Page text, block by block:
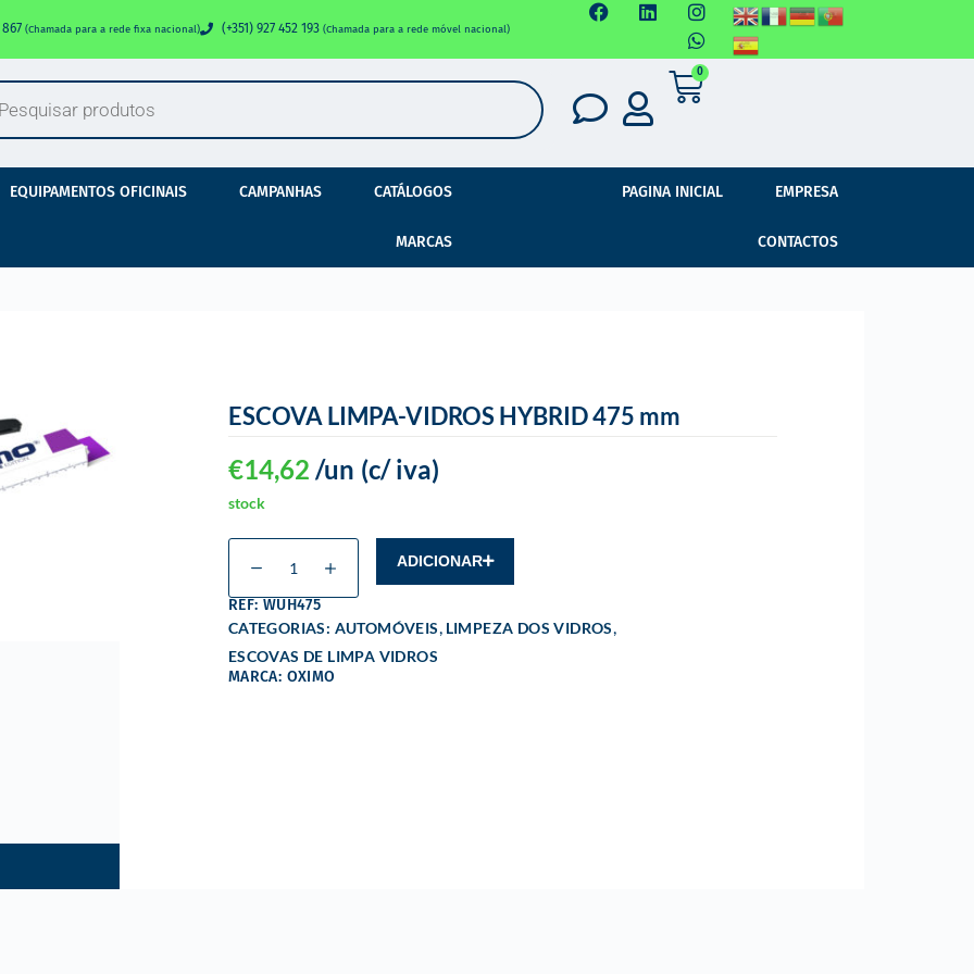
867 (Chamada para a rede fixa nacional) (+351) 927 452 193 (Chamada para a rede móvel nacional)
0
EQUIPAMENTOS OFICINAIS CAMPANHAS CATÁLOGOS
MARCAS
PAGINA INICIAL EMPRESA
CONTACTOS
ESCOVA LIMPA-VIDROS HYBRID 475 mm
€14,62 (c/ iva)
/un
stock
ADICIONAR
REF: WUH475
CATEGORIAS: AUTOMÓVEIS, LIMPEZA DOS VIDROS,
ESCOVAS DE LIMPA VIDROS
MARCA: OXIMO